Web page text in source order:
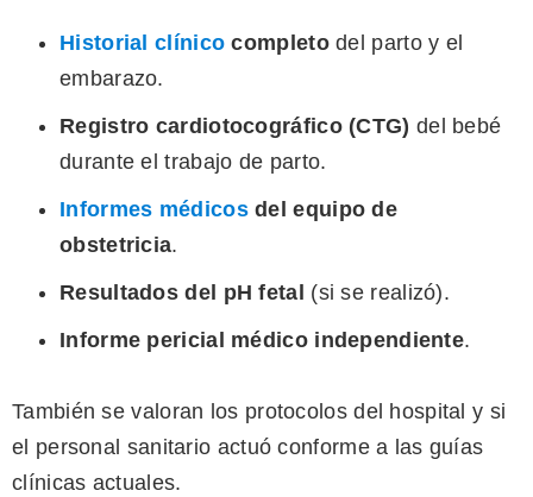
Historial clínico completodel parto y el
embarazo.
Registro cardiotocográfico (CTG) del bebé
durante el trabajo de parto.
Informes médicosdel equipo de
obstetricia.
Resultados del pH fetal (si se realizó).
Informe pericial médico independiente.
También se valoran los protocolos del hospital y si
el personal sanitario actuó conforme a las guías
clínicas actuales.